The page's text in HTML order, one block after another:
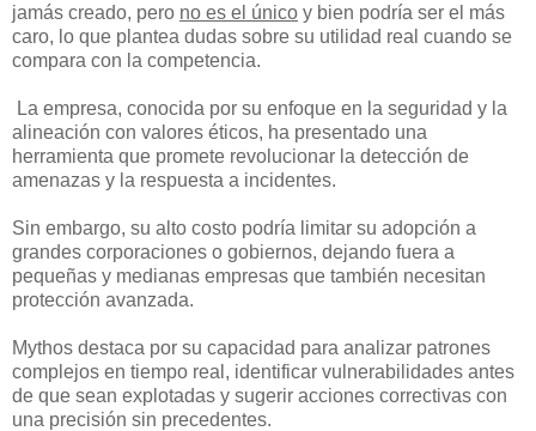
jamás creado, pero no es el único y bien podría ser el más
caro, lo que plantea dudas sobre su utilidad real cuando se
compara con la competencia.
La empresa, conocida por su enfoque en la seguridad y la
alineación con valores éticos, ha presentado una
herramienta que promete revolucionar la detección de
amenazas y la respuesta a incidentes.
Sin embargo, su alto costo podría limitar su adopción a
grandes corporaciones o gobiernos, dejando fuera a
pequeñas y medianas empresas que también necesitan
protección avanzada.
Mythos destaca por su capacidad para analizar patrones
complejos en tiempo real, identificar vulnerabilidades antes
de que sean explotadas y sugerir acciones correctivas con
una precisión sin precedentes.